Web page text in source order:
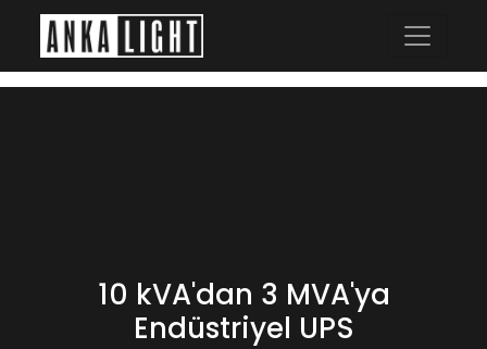
10 kVA'dan 3 MVA'ya
Endüstriyel UPS